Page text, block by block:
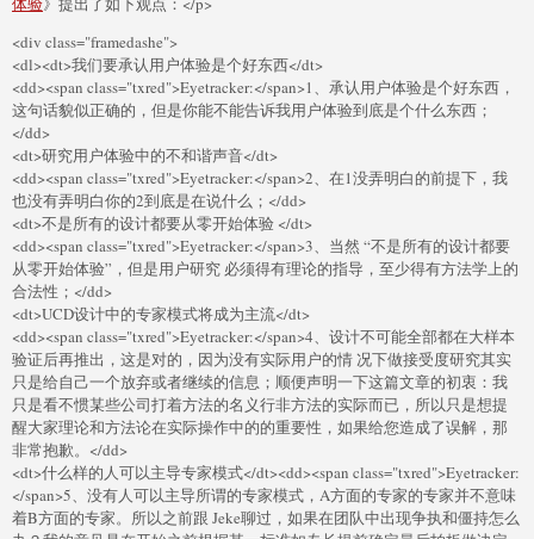
<div class="framedashe">
<dl><dt>我们要承认用户体验是个好东西</dt>
<dd><span class="txred">Eyetracker:</span>1、承认用户体验是个好东西，
这句话貌似正确的，但是你能不能告诉我用户体验到底是个什么东西；
</dd>
<dt>研究用户体验中的不和谐声音</dt>
<dd><span class="txred">Eyetracker:</span>2、在1没弄明白的前提下，我
也没有弄明白你的2到底是在说什么；</dd>
<dt>不是所有的设计都要从零开始体验 </dt>
<dd><span class="txred">Eyetracker:</span>3、当然 “不是所有的设计都要
从零开始体验”，但是用户研究 必须得有理论的指导，至少得有方法学上的
合法性；</dd>
<dt>UCD设计中的专家模式将成为主流</dt>
<dd><span class="txred">Eyetracker:</span>4、设计不可能全部都在大样本
验证后再推出，这是对的，因为没有实际用户的情 况下做接受度研究其实
只是给自己一个放弃或者继续的信息；顺便声明一下这篇文章的初衷：我
只是看不惯某些公司打着方法的名义行非方法的实际而已，所以只是想提
醒大家理论和方法论在实际操作中的的重要性，如果给您造成了误解，那
非常抱歉。</dd>
<dt>什么样的人可以主导专家模式</dt><dd><span class="txred">Eyetracker:
</span>5、没有人可以主导所谓的专家模式，A方面的专家的专家并不意味
着B方面的专家。所以之前跟 Jeke聊过，如果在团队中出现争执和僵持怎么